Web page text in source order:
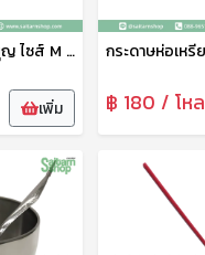
ถุงสังฆทาน ถุงเติมบุญ ไซส์ M 27x27 ซม. Sunzip
เพิ่ม ฿ 180 / โหล